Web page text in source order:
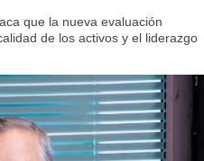
que la nueva evaluación
de los activos y el liderazgo